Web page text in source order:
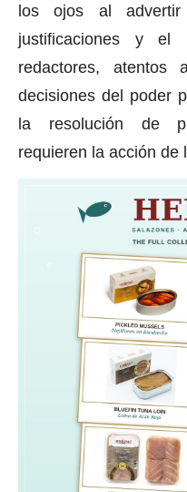
los ojos al
justificaciones y el
redactores,
decisiones del poder
la resolución de
requieren la acción de